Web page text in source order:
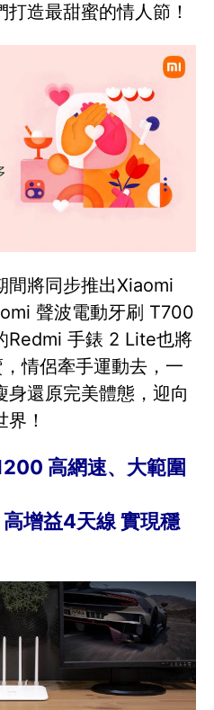
造最甜蜜的情人節！
間將同步推出Xiaomi
聲波電動牙刷 T700
Redmi 手錶 2 Lite也將
情侶牽手運動去，一
身還原完美體態，迎向
！
高網速、大範圍
增益4天線 實現穩